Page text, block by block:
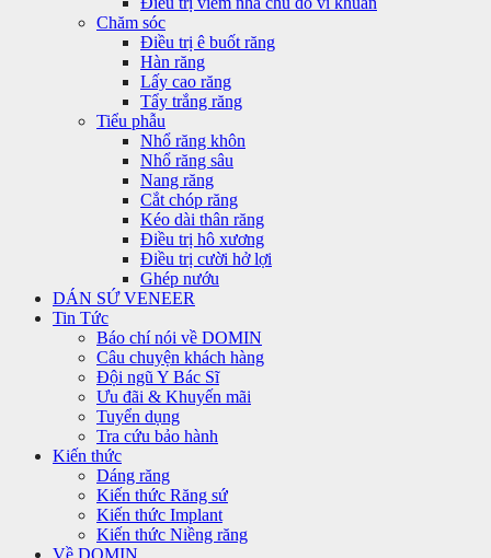
Chăm sóc
Điều trị ê buốt răng
Hàn răng
Lấy cao răng
Tẩy trắng răng
Tiểu phẫu
Nhổ răng khôn
Nhổ răng sâu
Nang răng
Cắt chóp răng
Kéo dài thân răng
Điều trị hô xương
Điều trị cười hở lợi
Ghép nướu
DÁN SỨ VENEER
Tin Tức
Báo chí nói về DOMIN
Câu chuyện khách hàng
Đội ngũ Y Bác Sĩ
Ưu đãi & Khuyến mãi
Tuyển dụng
Tra cứu bảo hành
Kiến thức
Dáng răng
Kiến thức Răng sứ
Kiến thức Implant
Kiến thức Niềng răng